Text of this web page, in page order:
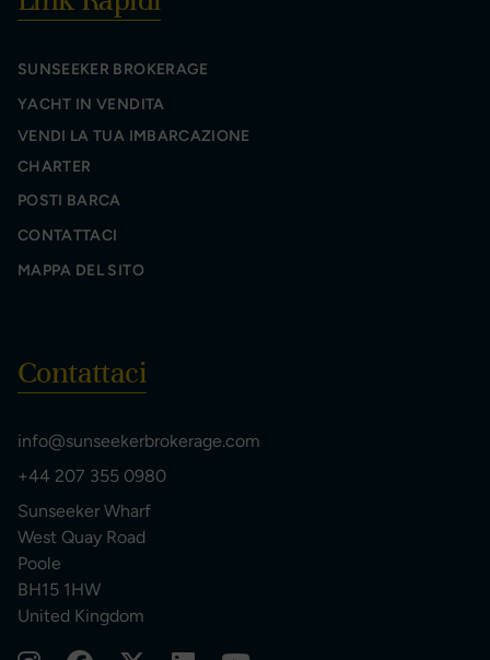
SUNSEEKER BROKERAGE
YACHT IN VENDITA
VENDI LA TUA IMBARCAZIONE
CHARTER
POSTI BARCA
CONTATTACI
MAPPA DEL SITO
Contattaci
info@sunseekerbrokerage.com
+44 207 355 0980
Sunseeker Wharf
West Quay Road
Poole
BH15 1HW
United Kingdom